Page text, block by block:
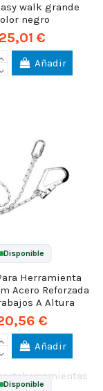
walk grande
negro
25,01 €
Añadir
Disponible
Herramienta
Acero Reforzada
A Altura
€
Añadir
Disponible